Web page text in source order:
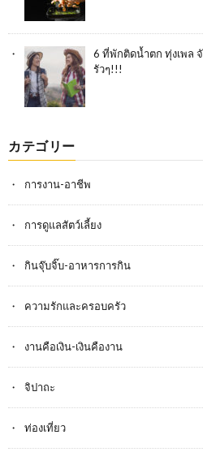
6 ที่พักติดน้ำตก ทุ่งเพล
รัวๆ!!!
カテゴリー
การงาน-อาชีพ
การดูแลสัตว์เลี้ยง
กินจุ๊บจิ๊บ-อาหารการกิน
ความรักและครอบครัว
งานคือเงิน-เงินคืองาน
จิปาถะ
ท่องเที่ยว